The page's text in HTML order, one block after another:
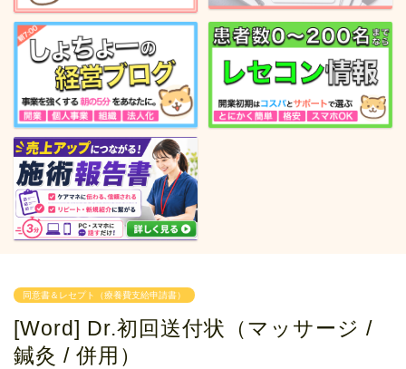
同意書＆レセプト（療養費支給申請書）
[Word] Dr.初回送付状（マッサージ /
鍼灸 / 併用）